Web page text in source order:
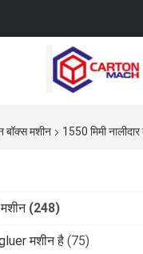
बॉक्स मशीन 1550 मिमी
(248)
gluer मशीन है (75)